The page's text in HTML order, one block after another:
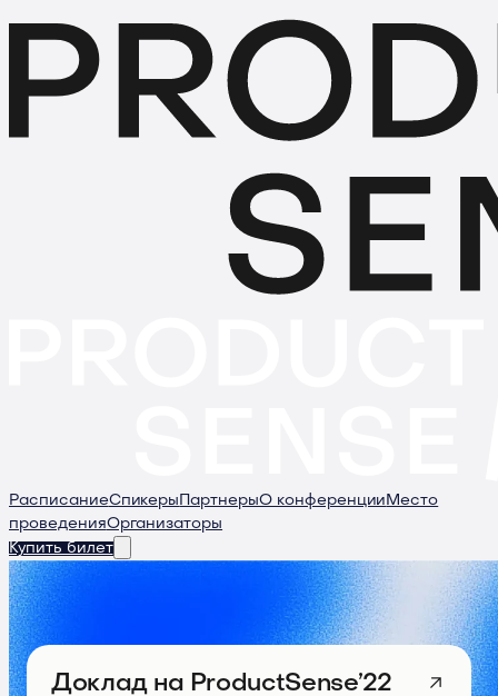
РасписаниеСпикеры ПартнерыО конференции Место
проведенияОрганизаторы
Купить билет
Доклад на ProductSense’22